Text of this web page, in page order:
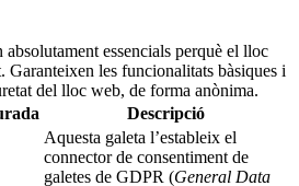
absolutament essencials perquè el lloc
les funcionalitats bàsiques i
del lloc web, de forma anònima.
Descripció
Aquesta galeta l’estableix el
connector de consentiment de
galetes de GDPR (General Data